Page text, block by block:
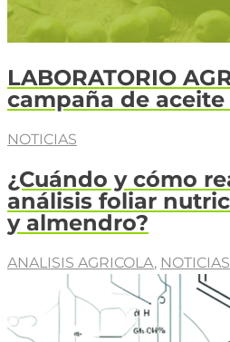
LABORATORIO
campaña de aceite
NOTICIAS
¿Cuándo y cómo
análisis foliar
y almendro?
ANALISIS AGRICOLA, NOTICIAS